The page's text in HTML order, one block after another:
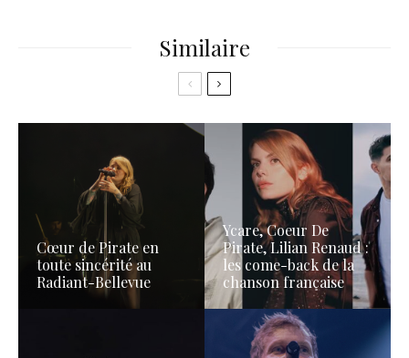
Similaire
Cœur de Pirate en
toute sincérité au
Radiant-Bellevue
Ycare, Coeur De
Pirate, Lilian Renaud :
les come-back de la
chanson française